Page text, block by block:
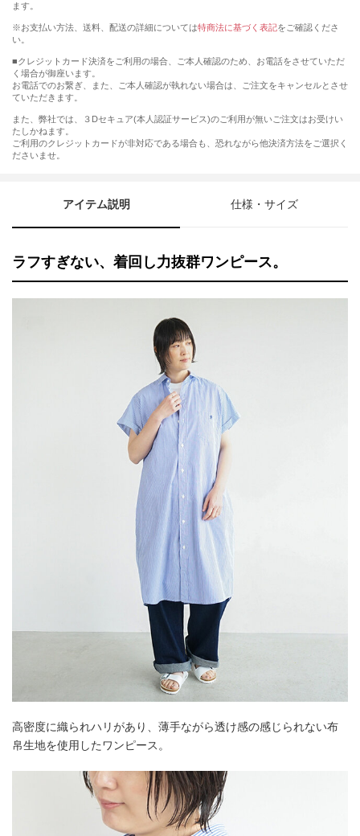
ます。
※お支払い方法、送料、配送の詳細については特商法に基づく表記をご確認くださ
い。
■クレジットカード決済をご利用の場合、ご本人確認のため、お電話をさせていただ
く場合が御座います。
お電話でのお繋ぎ、また、ご本人確認が執れない場合は、ご注文をキャンセルとさせ
ていただきます。
また、弊社では、３Dセキュア(本人認証サービス)のご利用が無いご注文はお受けい
たしかねます。
ご利用のクレジットカードが非対応である場合も、恐れながら他決済方法をご選択く
ださいませ。
アイテム説明 仕様・サイズ
ラフすぎない、着回し力抜群ワンピース。
高密度に織られハリがあり、薄手ながら透け感の感じられない布
帛生地を使用したワンピース。